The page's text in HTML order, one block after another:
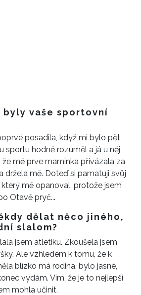
vaše sportovní
posadila, když mi bylo pět
sportu hodně rozuměl a já u něj
že mě prve maminka přivázala za
držela mě. Doteď si pamatuji svůj
mě opanoval, protože jsem
Otavě pryč...
dělat něco jiného,
slalom?
jsem atletiku. Zkoušela jsem
Ale vzhledem k tomu, že k
blízko má rodina, bylo jasné,
vydám. Vím, že je to nejlepší
mohla učinit.